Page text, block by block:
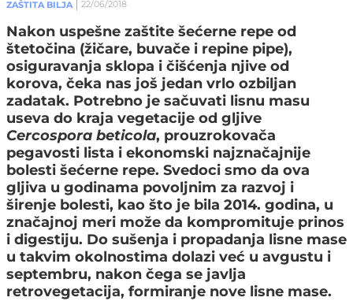
ZAŠTITA BILJA 22/06/2018
Nakon uspešne zaštite šećerne repe od
štetočina (žičare, buvače i repine pipe),
osiguravanja sklopa i čišćenja njive od
korova, čeka nas još jedan vrlo ozbiljan
zadatak. Potrebno je sačuvati lisnu masu
useva do kraja vegetacije od gljive
Cercospora beticola, prouzrokovača
pegavosti lista i ekonomski najznačajnije
bolesti šećerne repe. Svedoci smo da ova
gljiva u godinama povoljnim za razvoj i
širenje bolesti, kao što je bila 2014. godina, u
značajnoj meri može da kompromituje prinos
i digestiju. Do sušenja i propadanja lisne mase
u takvim okolnostima dolazi već u avgustu i
septembru, nakon čega se javlja
retrovegetacija, formiranje nove lisne mase.